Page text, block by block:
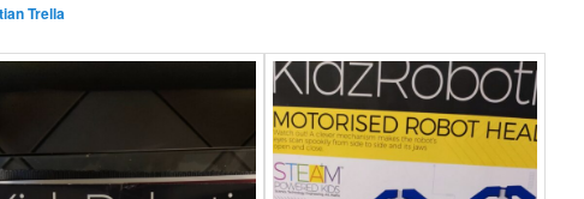
Trella